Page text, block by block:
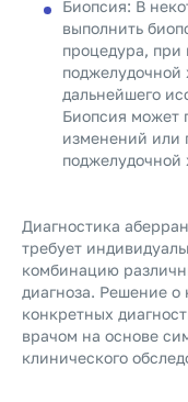
Биопсия: В
выполнить
процедура, при
поджелудочной
дальнейшего
Биопсия может
изменений или
поджелудочной
Диагностика
требует
комбинацию
диагноза. Решение
конкретных
врачом на основе
клинического